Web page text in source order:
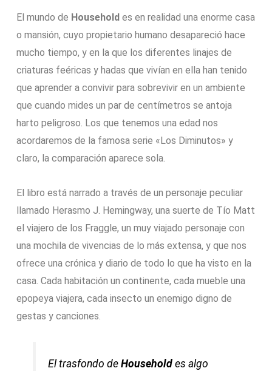
El mundo de Householdes en realidad una enorme casa
o mansión, cuyo propietario humano desapareció hace
mucho tiempo, y en la que los diferentes linajes de
criaturas feéricas y hadas que vivían en ella han tenido
que aprender a convivir para sobrevivir en un ambiente
que cuando mides un par de centímetros se antoja
harto peligroso. Los que tenemos una edad nos
acordaremos de la famosa serie «Los Diminutos» y
claro, la comparación aparece sola.
El libro está narrado a través de un personaje peculiar
llamado Herasmo J. Hemingway, una suerte de Tío Matt
el viajero de los Fraggle, un muy viajado personaje con
una mochila de vivencias de lo más extensa, y que nos
ofrece una crónica y diario de todo lo que ha visto en la
casa. Cada habitación un continente, cada mueble una
epopeya viajera, cada insecto un enemigo digno de
gestas y canciones.
El trasfondo de Householdes algo